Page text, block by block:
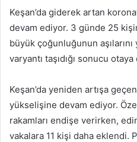
Keşan’da giderek artan
devam ediyor. 3 günde 25
büyük çoğunluğunun aşılarını
varyantı taşıdığı sonucu otaya
Keşan’da yeniden artışa
yükselişine devam ediyor.
rakamları endişe verirken,
vakalara 11 kişi daha eklendi.